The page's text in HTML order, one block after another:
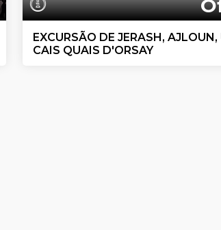
EXCURSÃO DE JERASH, AJLOUN,
CAIS QUAIS D'ORSAY